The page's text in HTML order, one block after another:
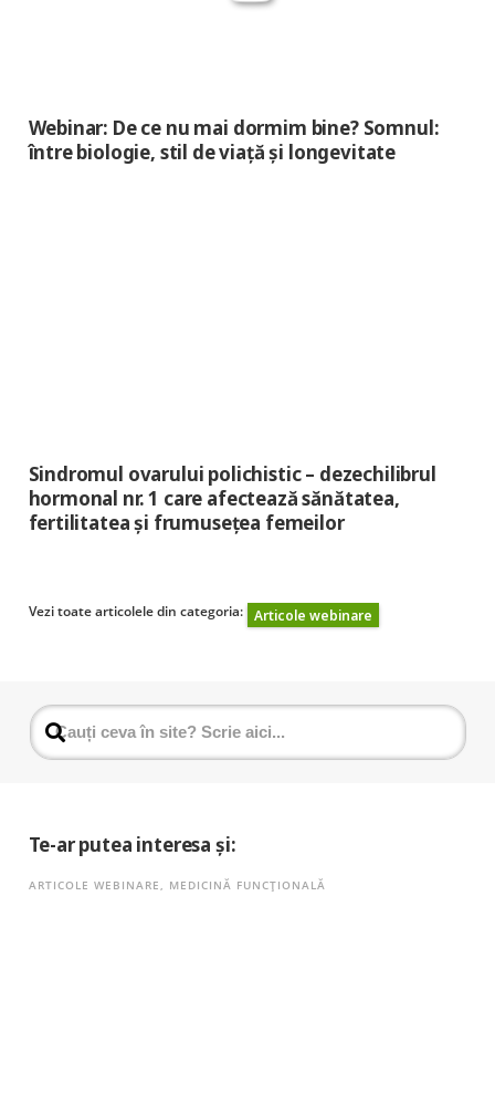
Webinar: De ce nu mai dormim bine? Somnul:
între biologie, stil de viață și longevitate
Sindromul ovarului polichistic – dezechilibrul
hormonal nr. 1 care afectează sănătatea,
fertilitatea și frumusețea femeilor
Vezi toate articolele din categoria: Articole webinare
Te-ar putea interesa și:
ARTICOLE WEBINARE, MEDICINĂ FUNCȚIONALĂ